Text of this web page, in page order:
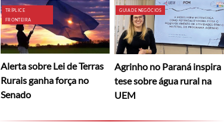
TRÍPLICE
FRONTEIRA
Alerta sobre Lei de Terras
Rurais ganha força no
Senado
GUIA DE NEGÓCIOS
Agrinho no Paraná inspira
tese sobre água rural na
UEM